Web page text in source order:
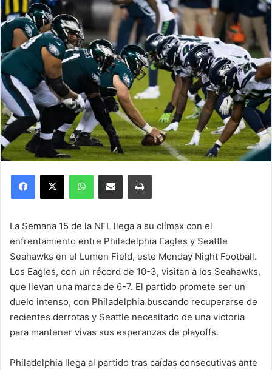
Facebook
X WhatsAppCompartir por correo electrónicoImprimir
La Semana 15 de la NFL llega a su clímax con el
enfrentamiento entre Philadelphia Eagles y Seattle
Seahawks en el Lumen Field, este Monday Night Football.
Los Eagles, con un récord de 10-3, visitan a los Seahawks,
que llevan una marca de 6-7. El partido promete ser un
duelo intenso, con Philadelphia buscando recuperarse de
recientes derrotas y Seattle necesitado de una victoria
para mantener vivas sus esperanzas de playoffs.
Philadelphia llega al partido tras caídas consecutivas ante